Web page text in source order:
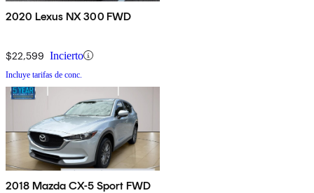
2020 Lexus NX 300 FWD
$22,599 Incierto
Incluye tarifas de conc.
2018 Mazda CX-5 Sport FWD